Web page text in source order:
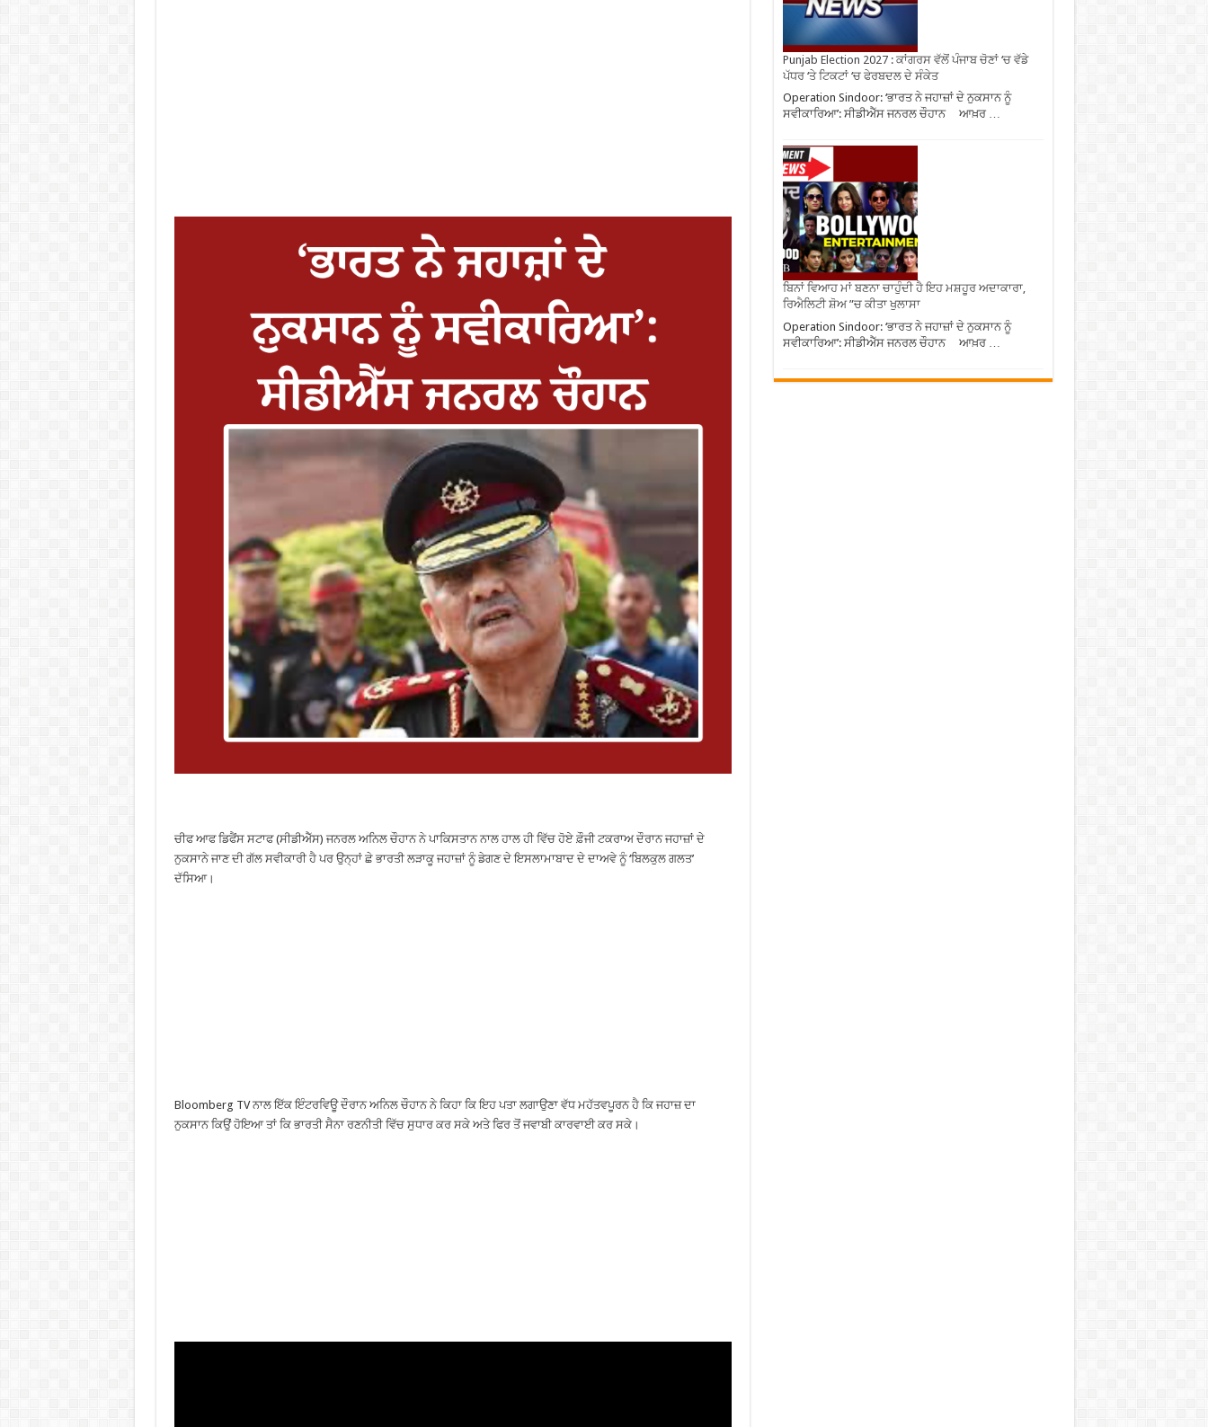
ਚੀਫ ਆਫ ਡਿਫੈਂਸ ਸਟਾਫ (ਸੀਡੀਐੱਸ) ਜਨਰਲ ਅਨਿਲ ਚੌਹਾਨ ਨੇ ਪਾਕਿਸਤਾਨ ਨਾਲ ਹਾਲ ਹੀ ਵਿੱਚ ਹੋਏ ਫ਼ੌਜੀ ਟਕਰਾਅ ਦੌਰਾਨ ਜਹਾਜ਼ਾਂ ਦੇ
ਨੁਕਸਾਨੇ ਜਾਣ ਦੀ ਗੱਲ ਸਵੀਕਾਰੀ ਹੈ ਪਰ ਉਨ੍ਹਾਂ ਛੇ ਭਾਰਤੀ ਲੜਾਕੂ ਜਹਾਜ਼ਾਂ ਨੂੰ ਡੇਗਣ ਦੇ ਇਸਲਾਮਾਬਾਦ ਦੇ ਦਾਅਵੇ ਨੂੰ ‘ਬਿਲਕੁਲ ਗਲਤ’
ਦੱਸਿਆ।
Bloomberg TV ਨਾਲ ਇੱਕ ਇੰਟਰਵਿਊ ਦੌਰਾਨ ਅਨਿਲ ਚੌਹਾਨ ਨੇ ਕਿਹਾ ਕਿ ਇਹ ਪਤਾ ਲਗਾਉਣਾ ਵੱਧ ਮਹੱਤਵਪੂਰਨ ਹੈ ਕਿ ਜਹਾਜ਼ ਦਾ
ਨੁਕਸਾਨ ਕਿਉਂ ਹੋਇਆ ਤਾਂ ਕਿ ਭਾਰਤੀ ਸੈਨਾ ਰਣਨੀਤੀ ਵਿੱਚ ਸੁਧਾਰ ਕਰ ਸਕੇ ਅਤੇ ਫਿਰ ਤੋਂ ਜਵਾਬੀ ਕਾਰਵਾਈ ਕਰ ਸਕੇ।
Punjab Election 2027 : ਕਾਂਗਰਸ ਵੱਲੋਂ ਪੰਜਾਬ ਚੋਣਾਂ ‘ਚ ਵੱਡੇ
ਪੱਧਰ ‘ਤੇ ਟਿਕਟਾਂ ‘ਚ ਫੇਰਬਦਲ ਦੇ ਸੰਕੇਤ
Operation Sindoor: ‘ਭਾਰਤ ਨੇ ਜਹਾਜ਼ਾਂ ਦੇ ਨੁਕਸਾਨ ਨੂੰ
ਸਵੀਕਾਰਿਆ’: ਸੀਡੀਐੱਸ ਜਨਰਲ ਚੌਹਾਨ ਆਖ਼ਰ …
ਬਿਨਾਂ ਵਿਆਹ ਮਾਂ ਬਣਨਾ ਚਾਹੁੰਦੀ ਹੈ ਇਹ ਮਸ਼ਹੂਰ ਅਦਾਕਾਰਾ,
ਰਿਐਲਿਟੀ ਸ਼ੋਅ ”ਚ ਕੀਤਾ ਖੁਲਾਸਾ
Operation Sindoor: ‘ਭਾਰਤ ਨੇ ਜਹਾਜ਼ਾਂ ਦੇ ਨੁਕਸਾਨ ਨੂੰ
ਸਵੀਕਾਰਿਆ’: ਸੀਡੀਐੱਸ ਜਨਰਲ ਚੌਹਾਨ ਆਖ਼ਰ …